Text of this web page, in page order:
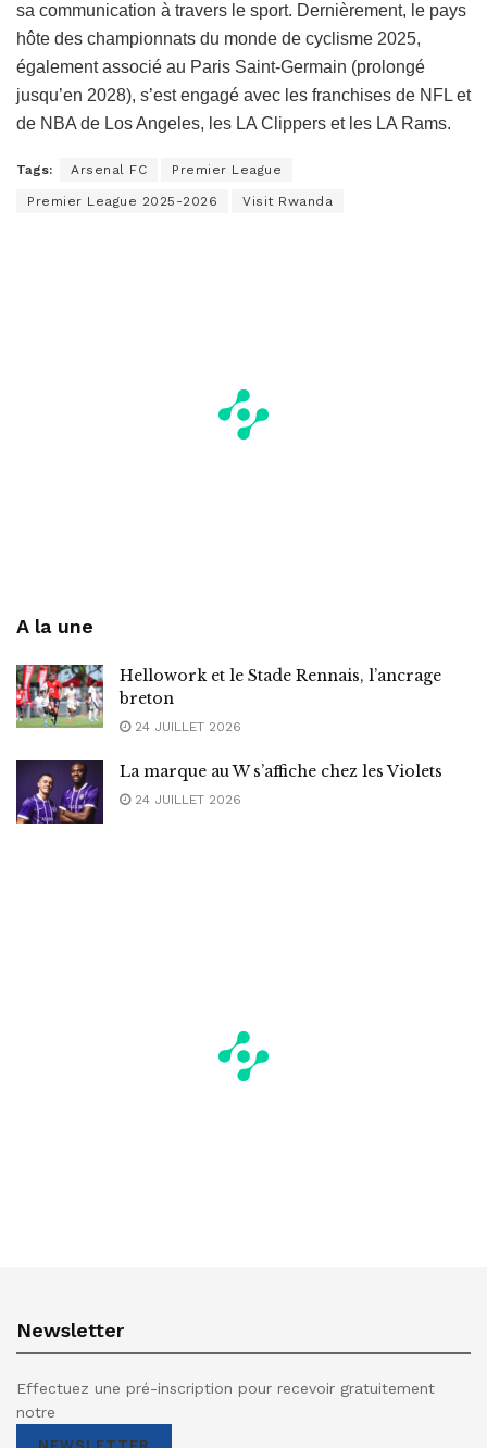
sa communication à travers le sport. Dernièrement, le pays
hôte des championnats du monde de cyclisme 2025,
également associé au Paris Saint-Germain (prolongé
jusqu’en 2028), s’est engagé avec les franchises de NFL et
de NBA de Los Angeles, les LA Clippers et les LA Rams.
Tags: Arsenal FC Premier League
Premier League 2025-2026 Visit Rwanda
A la une
Hellowork et le Stade Rennais, l’ancrage
breton
24 JUILLET 2026
La marque au W s’affiche chez les Violets
24 JUILLET 2026
Newsletter
Effectuez une pré-inscription pour recevoir gratuitement
notre